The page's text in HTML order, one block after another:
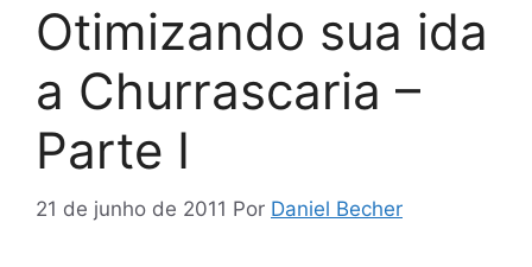
Otimizando sua ida
a Churrascaria –
Parte I
21 de junho de 2011 Por Daniel Becher